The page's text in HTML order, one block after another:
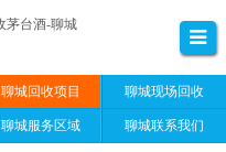
聊城回收项目 聊城现场回收
聊城服务区域 聊城联系我们